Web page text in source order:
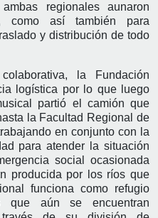
regionales aunaron
como así también para
y distribución de todo
la Fundación
logística por lo que luego
partió el camión que
la Facultad Regional de
en conjunto con la
para atender la situación
social ocasionada
producida por los ríos que
funciona como refugio
que aún se encuentran